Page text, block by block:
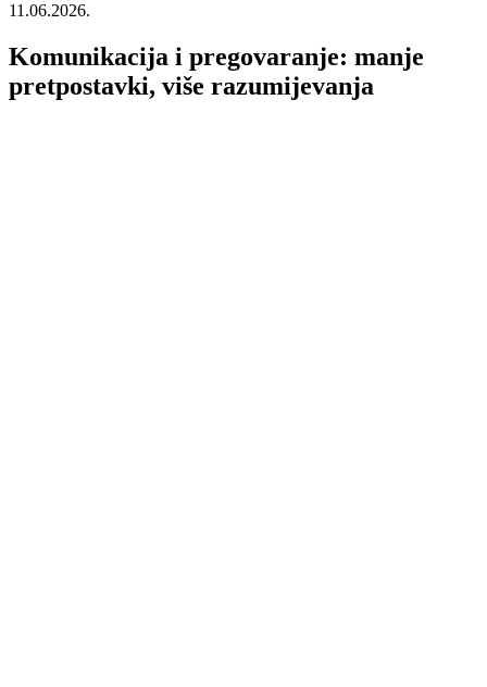
11.06.2026.
Komunikacija i pregovaranje: manje
pretpostavki, više razumijevanja